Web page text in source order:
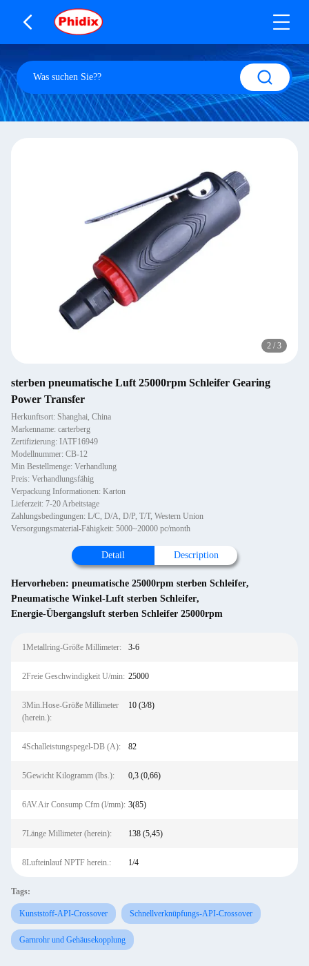
2 / 3
sterben pneumatische Luft 25000rpm Schleifer Gearing
Power Transfer
Herkunftsort: Shanghai, China
Markenname: carterberg
Zertifizierung: IATF16949
Modellnummer: CB-12
Min Bestellmenge: Verhandlung
Preis: Verhandlungsfähig
Verpackung Informationen: Karton
Lieferzeit: 7-20 Arbeitstage
Zahlungsbedingungen: L/C, D/A, D/P, T/T, Western Union
Versorgungsmaterial-Fähigkeit: 5000~20000 pc/month
Detail Description
Hervorheben: pneumatische 25000rpm sterben Schleifer,
Pneumatische Winkel-Luft sterben Schleifer,
Energie-Übergangsluft sterben Schleifer 25000rpm
1Metallring-Größe Millimeter: 3-6
2Freie Geschwindigkeit U/min: 25000
3Min.Hose-Größe Millimeter
(herein.):
10 (3/8)
4Schalleistungspegel-DB (A): 82
5Gewicht Kilogramm (lbs.): 0,3 (0,66)
6AV.Air Consump Cfm (l/mm): 3(85)
7Länge Millimeter (herein): 138 (5,45)
8Lufteinlauf NPTF herein.: 1/4
Tags:
Kunststoff-API-Crossover Schnellverknüpfungs-API-Crossover
Garnrohr und Gehäusekopplung